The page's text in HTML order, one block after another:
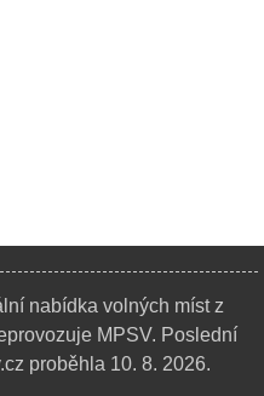
nabídka volných míst z
MPSV. Poslední
proběhla 10. 8. 2026.